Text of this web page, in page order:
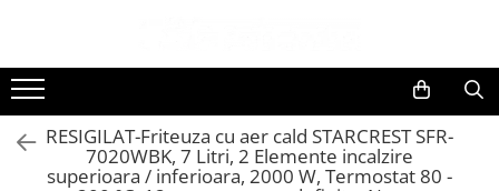
Toate Produsele
Black Friday
Electrocasnice Mari
Aparate frigorifice
RESIGILAT-Friteuza cu aer cald STARCREST SFR-
7020WBK, 7 Litri, 2 Elemente incalzire
superioara / inferioara, 2000 W, Termostat 80 -